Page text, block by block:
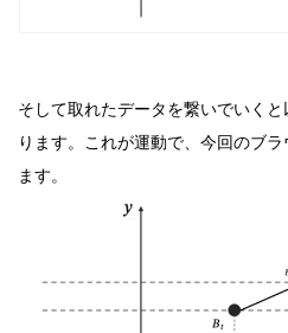
そして取れたデータを繋いでいく
ります。これが運動で、今回のブ
ます。